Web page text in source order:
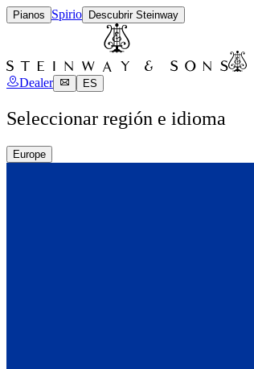
Pianos Spirio Descubrir Steinway
Dealer ES
Seleccionar región e idioma
Europe